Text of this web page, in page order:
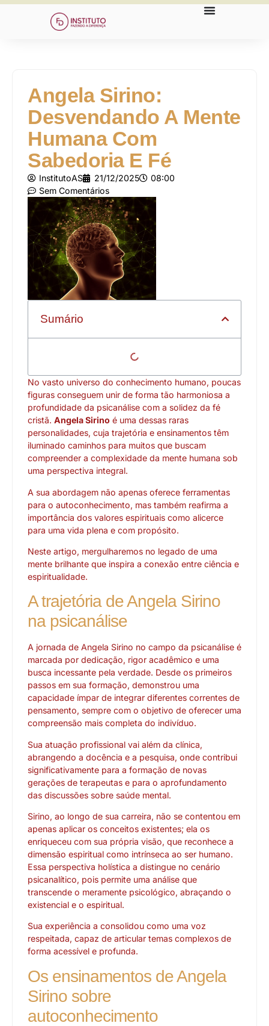
Angela Sirino:
Desvendando A Mente
Humana Com
Sabedoria E Fé
InstitutoAS 21/12/2025
08:00
Sem Comentários
Sumário
No vasto universo do conhecimento humano, poucas
figuras conseguem unir de forma tão harmoniosa a
profundidade da psicanálise com a solidez da fé
cristã. Angela Sirino é uma dessas raras
personalidades, cuja trajetória e ensinamentos têm
iluminado caminhos para muitos que buscam
compreender a complexidade da mente humana sob
uma perspectiva integral.
A sua abordagem não apenas oferece ferramentas
para o autoconhecimento, mas também reafirma a
importância dos valores espirituais como alicerce
para uma vida plena e com propósito.
Neste artigo, mergulharemos no legado de uma
mente brilhante que inspira a conexão entre ciência e
espiritualidade.
A trajetória de Angela Sirino
na psicanálise
A jornada de Angela Sirino no campo da psicanálise é
marcada por dedicação, rigor acadêmico e uma
busca incessante pela verdade. Desde os primeiros
passos em sua formação, demonstrou uma
capacidade ímpar de integrar diferentes correntes de
pensamento, sempre com o objetivo de oferecer uma
compreensão mais completa do indivíduo.
Sua atuação profissional vai além da clínica,
abrangendo a docência e a pesquisa, onde contribui
significativamente para a formação de novas
gerações de terapeutas e para o aprofundamento
das discussões sobre saúde mental.
Sirino, ao longo de sua carreira, não se contentou em
apenas aplicar os conceitos existentes; ela os
enriqueceu com sua própria visão, que reconhece a
dimensão espiritual como intrínseca ao ser humano.
Essa perspectiva holística a distingue no cenário
psicanalítico, pois permite uma análise que
transcende o meramente psicológico, abraçando o
existencial e o espiritual.
Sua experiência a consolidou como uma voz
respeitada, capaz de articular temas complexos de
forma acessível e profunda.
Os ensinamentos de Angela
Sirino sobre
autoconhecimento